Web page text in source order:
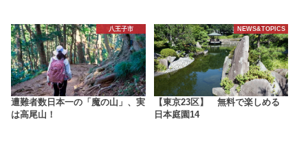
八王子市
遭難者数日本一の「魔の山」、実
は高尾山！
NEWS&TOPICS
【東京23区】 無料で楽しめる
日本庭園14